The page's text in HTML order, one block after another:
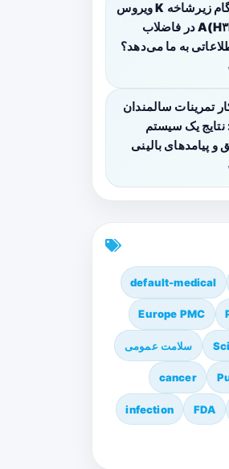
کشف زودهنگام زیرشاخه K ویروس
آنفلوانزا A(H۳N۲) در فاضلاب
به ما می‌دهد؟
تمرینات سالمندان
نتایج یک سیستم
و پیامدهای بالینی
default-medical
Europe PMC
سلامت عمومی
cancer
FDA
infection